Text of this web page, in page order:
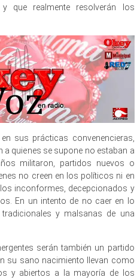
que realmente resolverán los
sus prácticas convenencieras,
quienes se supone no estaban a
militaron, partidos nuevos o
no creen en los políticos ni en
inconformes, decepcionados y
En un intento de no caer en lo
y malsanas de una
serán también un partido
su sano nacimiento llevan como
y abiertos a la mayoría de los